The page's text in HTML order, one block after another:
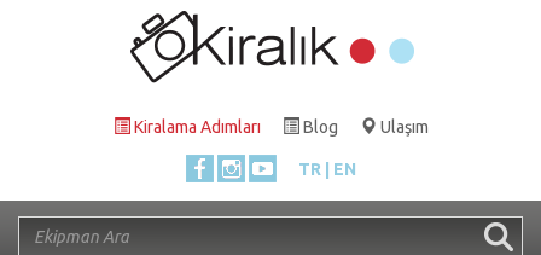
Kiralama Adımları Blog Ulaşım
TR EN